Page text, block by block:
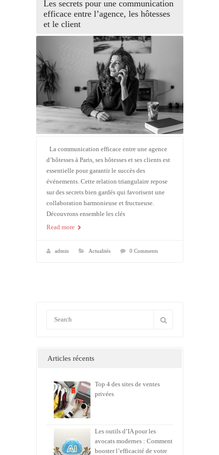
Les secrets pour une communication
efficace entre l’agence, les hôtesses
et le client
La communication efficace entre une agence
d’hôtesses à Paris, ses hôtesses et ses clients est
essentielle pour garantir le succès des
événements. Cette relation triangulaire repose
sur des secrets bien gardés qui favorisent une
collaboration harmonieuse et fructueuse.
Découvrons ensemble les clés
Read more
admin Actualités 0 Comments
Articles récents
Top 4 des sites de ventes
privées
Les outils d’IA pour les
avocats modernes : Comment
booster l’efficacité de votre